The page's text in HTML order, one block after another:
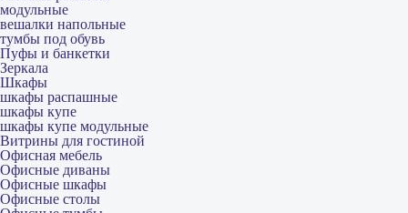
модульные
вешалки напольные
тумбы под обувь
Пуфы и банкетки
Зеркала
Шкафы
шкафы распашные
шкафы купе
шкафы купе модульные
Витрины для гостиной
Офисная мебель
Офисные диваны
Офисные шкафы
Офисные столы